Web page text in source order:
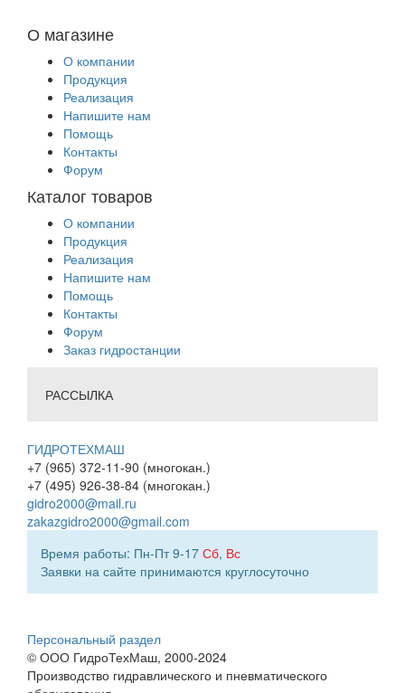
О магазине
О компании
Продукция
Реализация
Напишите нам
Помощь
Контакты
Форум
Каталог товаров
О компании
Продукция
Реализация
Напишите нам
Помощь
Контакты
Форум
Заказ гидростанции
РАССЫЛКА
ГИДРОТЕХМАШ
+7 (965) 372-11-90 (многокан.)
+7 (495) 926-38-84 (многокан.)
gidro2000@mail.ru
zakazgidro2000@gmail.com
Время работы: Пн-Пт 9-17 Сб, Вс
Заявки на сайте принимаются круглосуточно
Персональный раздел
© ООО ГидроТехМаш, 2000-2024
Производство гидравлического и пневматического